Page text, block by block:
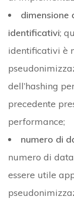
dimensione
identificativi;
identificativi è
dell’hashing
precedente
performance;
numero di
numero di
essere utile